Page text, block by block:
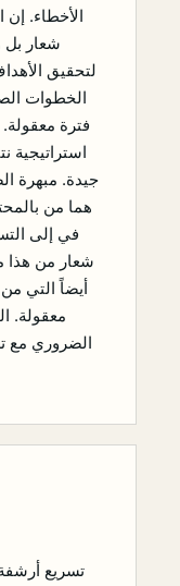
الأخطاء.
شعار بل
لتحقيق
الخطوات
فترة
استراتيجية
جيدة. مبهرة
هما من
في إلى
شعار من هذا
أيضاً التي
معقولة.
الضروري مع
تسريع